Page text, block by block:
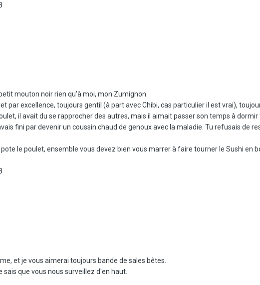
mouton noir rien qu'à moi, mon Zumignon.
par excellence, toujours gentil (à part avec Chibi, cas particulier il est vrai),
il avait du se rapprocher des autres, mais il aimait passer son temps à
fini par devenir un coussin chaud de genoux avec la maladie. Tu refusais de
le poulet, ensemble vous devez bien vous marrer à faire tourner le Sushi en
et je vous aimerai toujours bande de sales bêtes.
sais que vous nous surveillez d'en haut.